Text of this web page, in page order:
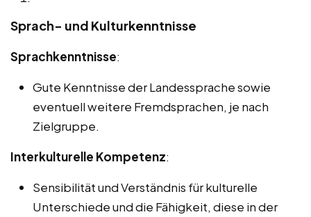
Sprach- und Kulturkenntnisse
Sprachkenntnisse:
Gute Kenntnisse der Landessprache sowie
eventuell weitere Fremdsprachen, je nach
Zielgruppe.
Interkulturelle Kompetenz:
Sensibilität und Verständnis für kulturelle
Unterschiede und die Fähigkeit, diese in der